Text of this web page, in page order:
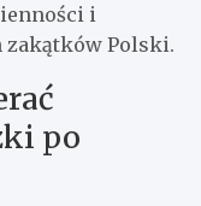
i
zakątków Polski.
po